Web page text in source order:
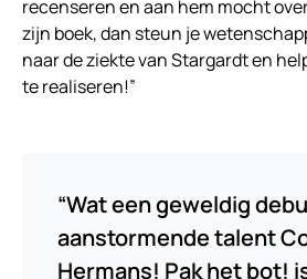
recenseren en aan hem mocht
zijn boek, dan steun je
naar de ziekte van Stargardt en
te realiseren!”
“Wat een geweldig
aanstormende talent
Hermans! Pak het bot!